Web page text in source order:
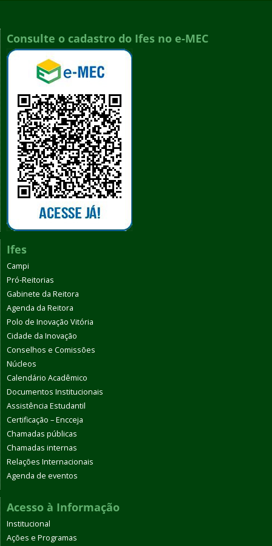
Consulte o cadastro do Ifes no e-MEC
Ifes
Campi
Pró-Reitorias
Gabinete da Reitora
Agenda da Reitora
Polo de Inovação Vitória
Cidade da Inovação
Conselhos e Comissões
Núcleos
Calendário Acadêmico
Documentos Institucionais
Assistência Estudantil
Certificação – Encceja
Chamadas públicas
Chamadas internas
Relações Internacionais
Agenda de eventos
Acesso à Informação
Institucional
Ações e Programas